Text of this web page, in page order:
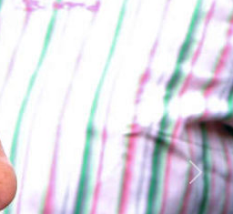
Suivant